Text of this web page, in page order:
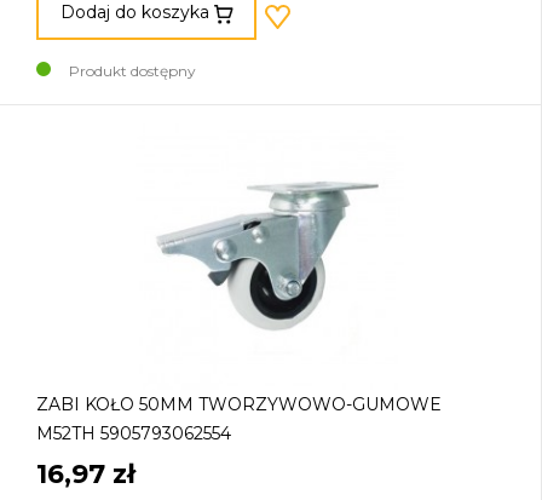
Dodaj do koszyka
Produkt dostępny
ZABI KOŁO 50MM TWORZYWOWO-GUMOWE
M52TH 5905793062554
16,97 zł